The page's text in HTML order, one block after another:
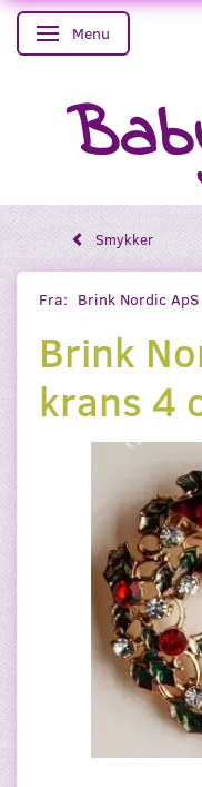
Skifte navigation
Menu
Smykker
Fra: Brink Nordic ApS
Brink
krans 4